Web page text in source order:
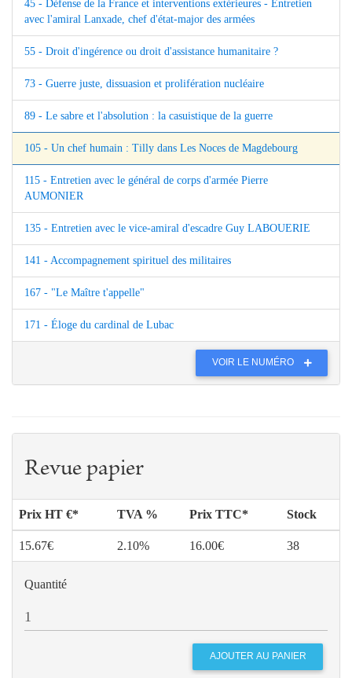
45 - Défense de la France et interventions extérieures - Entretien
avec l'amiral Lanxade, chef d'état-major des armées
55 - Droit d'ingérence ou droit d'assistance humanitaire ?
73 - Guerre juste, dissuasion et prolifération nucléaire
89 - Le sabre et l'absolution : la casuistique de la guerre
105 - Un chef humain : Tilly dans Les Noces de Magdebourg
115 - Entretien avec le général de corps d'armée Pierre
AUMONIER
135 - Entretien avec le vice-amiral d'escadre Guy LABOUERIE
141 - Accompagnement spirituel des militaires
167 - "Le Maître t'appelle"
171 - Éloge du cardinal de Lubac
VOIR LE NUMÉRO
Revue papier
Prix HT €* TVA % Prix TTC* Stock
15.67€ 2.10% 16.00€ 38
Quantité